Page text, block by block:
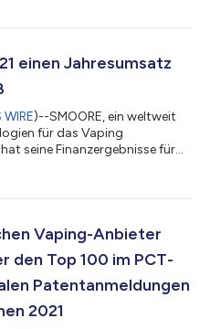
der von der US-amerikanischen
bevor ein neues
einen Jahresumsatz
WIRE)--SMOORE, ein weltweit
für das Vaping
seine Finanzergebnisse für
was einem Anstieg von rund
direkten und indirekten
bi...
Vaping-Anbieter
den Top 100 im PCT-
Patentanmeldungen
2021